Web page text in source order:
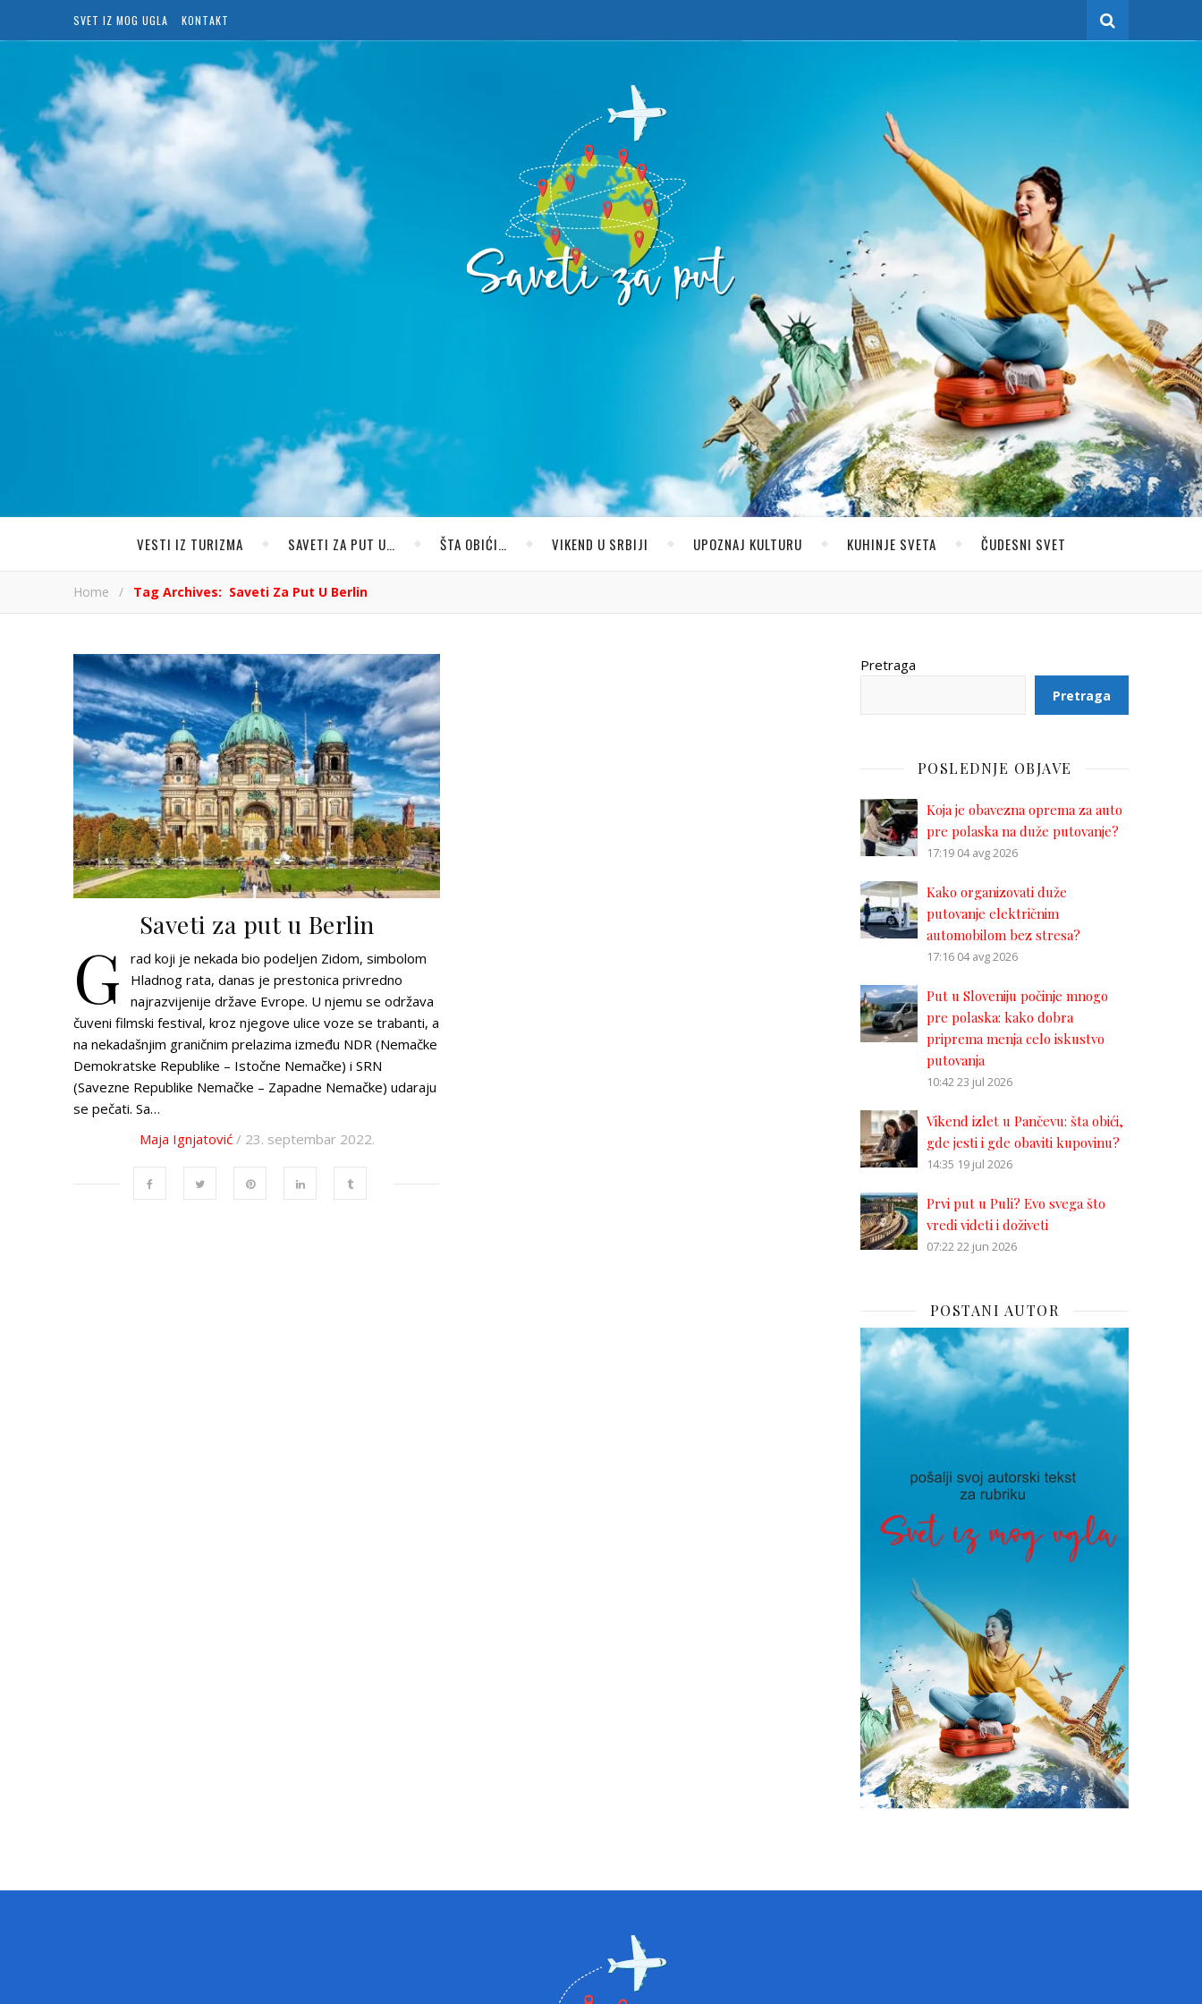
SVET IZ MOG UGLA KONTAKT
VESTI IZ TURIZMA SAVETI ZA PUT U… ŠTA OBIĆI… VIKEND U SRBIJI UPOZNAJ KULTURU KUHINJE SVETA ČUDESNI SVET
Home / Tag Archives: Saveti Za Put U Berlin
Saveti za put u Berlin
G
rad koji je nekada bio podeljen Zidom, simbolom
Hladnog rata, danas je prestonica privredno
najrazvijenije države Evrope. U njemu se održava
čuveni filmski festival, kroz njegove ulice voze se trabanti, a
na nekadašnjim graničnim prelazima između NDR (Nemačke
Demokratske Republike – Istočne Nemačke) i SRN
(Savezne Republike Nemačke – Zapadne Nemačke) udaraju
se pečati. Sa…
Maja Ignjatović/ 23. septembar 2022.
Pretraga
Pretraga
POSLEDNJE OBJAVE
Koja je obavezna oprema za auto
pre polaska na duže putovanje?
17:19 04 avg 2026
Kako organizovati duže
putovanje električnim
automobilom bez stresa?
17:16 04 avg 2026
Put u Sloveniju počinje mnogo
pre polaska: kako dobra
priprema menja celo iskustvo
putovanja
10:4223 jul 2026
Vikend izlet u Pančevu: šta obići,
gde jesti i gde obaviti kupovinu?
14:35 19 jul 2026
Prvi put u Puli? Evo svega što
vredi videti i doživeti
07:2222 jun 2026
POSTANI AUTOR